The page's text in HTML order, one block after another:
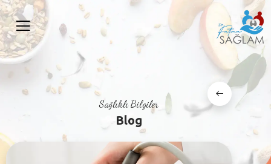
Sağlıklı Bilgiler
Blog